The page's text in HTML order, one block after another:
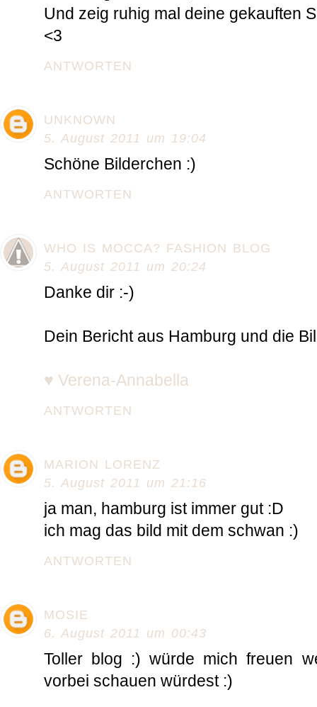
Und zeig ruhig mal deine gekauften
<3
ANTWORTEN
UNKNOWN
5. August 2011 um 19:04
Schöne Bilderchen :)
ANTWORTEN
WHO IS MOCCA? FASHION BLOG
5. August 2011 um 20:24
Danke dir :-)
Dein Bericht aus Hamburg und die
♥ Verena-Annabella
ANTWORTEN
MARION LORENZ
5. August 2011 um 21:16
ja man, hamburg ist immer gut :D
ich mag das bild mit dem schwan :)
ANTWORTEN
MOSIE
6. August 2011 um 00:43
Toller blog :) würde mich freuen
vorbei schauen würdest :)